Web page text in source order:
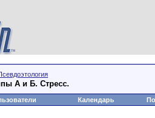
А и Б. Стресс.
Календарь